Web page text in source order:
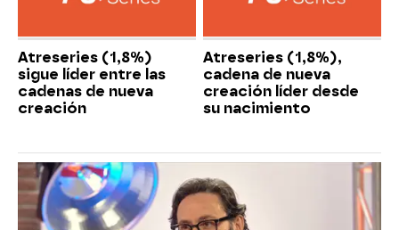
Atreseries (1,8%)
sigue líder entre las
cadenas de nueva
creación
Atreseries (1,8%),
cadena de nueva
creación líder desde
su nacimiento